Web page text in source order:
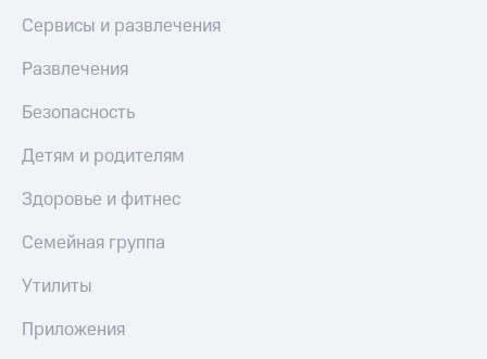
Сервисы и развлечения
Развлечения
Безопасность
Детям и родителям
Здоровье и фитнес
Семейная группа
Утилиты
Приложения